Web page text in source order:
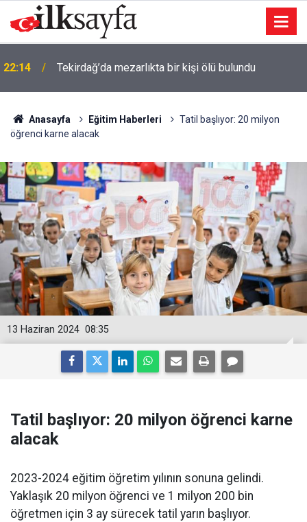
22:09
vefat listesi
Anasayfa Eğitim Haberleri
Tatil başlıyor: 20 milyon
öğrenci karne alacak
08:35
13 Haziran 2024
Tatil başlıyor: 20 milyon öğrenci karne
alacak
2023-2024 eğitim öğretim yılının sonuna gelindi.
Yaklaşık 20 milyon öğrenci ve 1 milyon 200 bin
öğretmen için 3 ay sürecek tatil yarın başlıyor.